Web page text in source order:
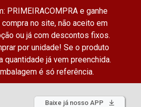
PRIMEIRACOMPRA e ganhe
compra no site, não aceito em
ou já com descontos fixos.
por unidade! Se o produto
quantidade já vem preenchida.
é só referência.
Baixe já nosso APP